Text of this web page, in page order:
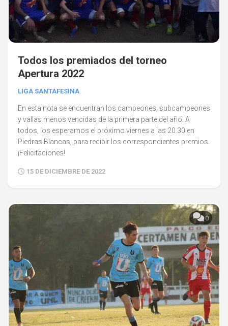
Todos los premiados del torneo
Apertura 2022
LIGA SANTAFESINA
En esta nota se encuentran los campeones, subcampeones
y vallas menos vencidas de la primera parte del año. A
todos, los esperamos el próximo viernes a las 20.30 en
Piedras Blancas, para recibir los correspondientes premios.
¡Felicitaciones!
15 DE DICIEMBRE DE 2022
0